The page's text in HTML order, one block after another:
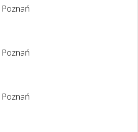
Poznań
Poznań
Poznań